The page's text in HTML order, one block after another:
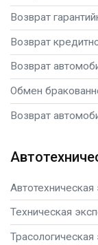
Возврат
Возврат
Возврат
Обмен
Возврат
Автотехническая
Техническая
Трасологическая